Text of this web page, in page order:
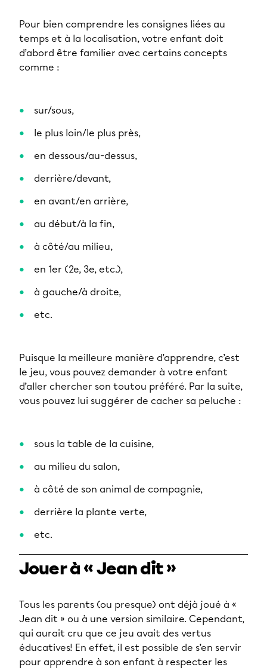
Pour bien comprendre les consignes liées au
temps et à la localisation, votre enfant doit
d’abord être familier avec certains concepts
comme :
sur/sous,
le plus loin/le plus près,
en dessous/au-dessus,
derrière/devant,
en avant/en arrière,
au début/à la fin,
à côté/au milieu,
en 1er (2e, 3e, etc.),
à gauche/à droite,
etc.
Puisque la meilleure manière d’apprendre, c’est
le jeu, vous pouvez demander à votre enfant
d’aller chercher son toutou préféré. Par la suite,
vous pouvez lui suggérer de cacher sa peluche :
sous la table de la cuisine,
au milieu du salon,
à côté de son animal de compagnie,
derrière la plante verte,
etc.
Jouer à « Jean dit »
Tous les parents (ou presque) ont déjà joué à «
Jean dit » ou à une version similaire. Cependant,
qui aurait cru que ce jeu avait des vertus
éducatives! En effet, il est possible de s’en servir
pour apprendre à son enfant à respecter les